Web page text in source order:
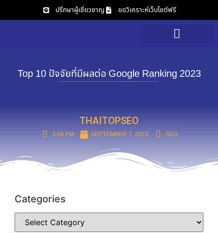
ปรึกษาผู้เชี่ยวชาญ ขอวิเคราะห์เว็บไซต์ฟรี
Top 10 ปัจจัยที่มีผลต่อ Google Ranking 2023
THAITOPSEO
3:09 PM SEPTEMBER 7, 2023 SEO
Categories